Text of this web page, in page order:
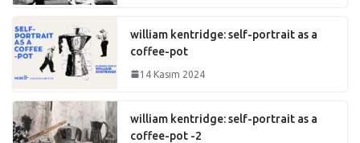
william kentridge: self-portrait as a
coffee-pot
14 Kasım 2024
william kentridge: self-portrait as a
coffee-pot -2